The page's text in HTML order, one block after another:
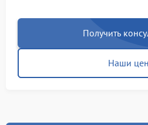
Получить
Наши